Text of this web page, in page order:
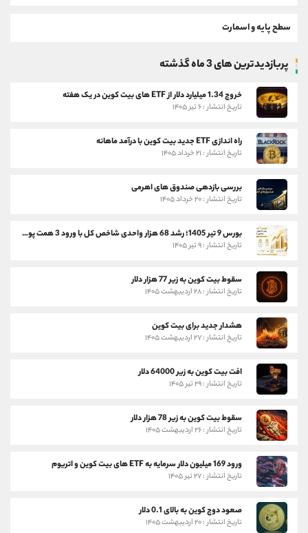
سطح پایه و اسمارت
پربازدیدترین های 3 ماه گذشته
خروج 1.34 میلیارد دلار از ETF های بیت کوین در یک هفته
تاریخ انتشار : ۶ تیر ۱۴۰۵
راه اندازی ETF جدید بیت کوین با درآمد ماهانه
تاریخ انتشار : ۲۱ خرداد ۱۴۰۵
بررسی بازدهی صندوق های اهرمی
تاریخ انتشار : ۲۰ خرداد ۱۴۰۵
بورس 9 تیر 1405؛ رشد 68 هزار واحدی شاخص کل با ورود 3 همت پول حقیقی
تاریخ انتشار : ۹ تیر ۱۴۰۵
سقوط بیت کوین به زیر 77 هزار دلار
تاریخ انتشار : ۲۸ اردیبهشت ۱۴۰۵
هشدار جدید برای بیت کوین
تاریخ انتشار : ۲۷ اردیبهشت ۱۴۰۵
افت بیت کوین به زیر 64000 دلار
تاریخ انتشار : ۲۹ تیر ۱۴۰۵
سقوط بیت کوین به زیر 78 هزار دلار
تاریخ انتشار : ۲۶ اردیبهشت ۱۴۰۵
ورود 169 میلیون دلار سرمایه به ETF های بیت کوین و اتریوم
تاریخ انتشار : ۲۷ تیر ۱۴۰۵
صعود دوج کوین به بالای 0.1 دلار
تاریخ انتشار : ۲۰ اردیبهشت ۱۴۰۵